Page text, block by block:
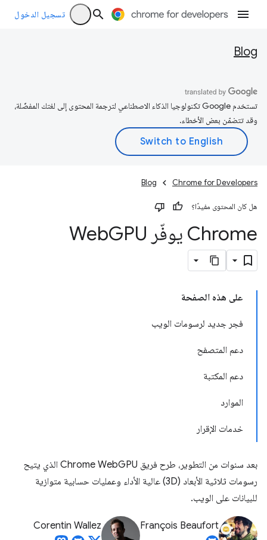
تسجيل الدخول
Blog
تستخدم Google تكنولوجيا الذكاء الاصطناعي لترجمة المحتوى إلى لغتك المفضّلة،
وقد تتضمّن بعض الأخطاء.
Chrome for Developers
Blog
هل كان المحتوى مفيدًا؟
Chrome يوفّر Web GPU
على هذه الصفحة
فجر جديد لرسومات الويب
دعم المتصفح
دعم المكتبة
الموارد
خدمات الإقرار
بعد سنوات من التطوير، طرح فريق Chrome WebGPU الذي يتيح
رسومات ثلاثية الأبعاد (3D) عالية الأداء وعمليات حسابية متوازية
للبيانات على الويب.
François Beaufort
Corentin Wallez